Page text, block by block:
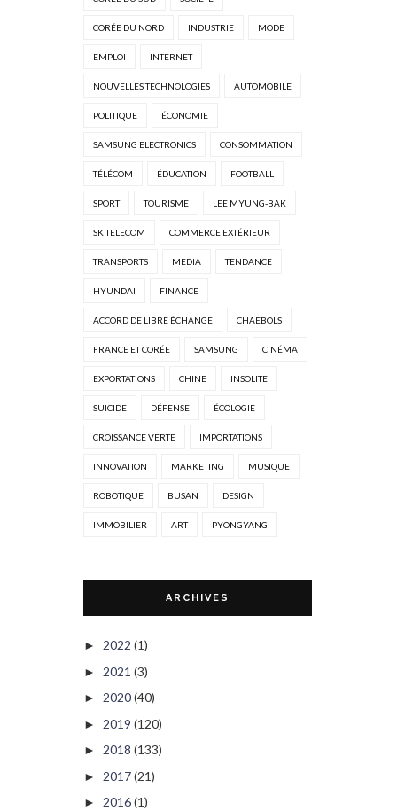
CORÉE DU NORD INDUSTRIE MODE
EMPLOI INTERNET
NOUVELLES TECHNOLOGIES AUTOMOBILE
POLITIQUE ÉCONOMIE
SAMSUNG ELECTRONICS CONSOMMATION
TÉLÉCOM ÉDUCATION FOOTBALL
SPORT TOURISME LEE MYUNG-BAK
SK TELECOM COMMERCE EXTÉRIEUR
TRANSPORTS MEDIA TENDANCE
HYUNDAI FINANCE
ACCORD DE LIBRE ÉCHANGE CHAEBOLS
FRANCE ET CORÉE SAMSUNG CINÉMA
EXPORTATIONS CHINE INSOLITE
SUICIDE DÉFENSE ÉCOLOGIE
CROISSANCE VERTE IMPORTATIONS
INNOVATION MARKETING MUSIQUE
ROBOTIQUE BUSAN DESIGN
IMMOBILIER ART PYONGYANG
ARCHIVES
► 2022 (1)
► 2021 (3)
► 2020(40)
► 2019 (120)
► 2018 (133)
► 2017(21)
► 2016(1)